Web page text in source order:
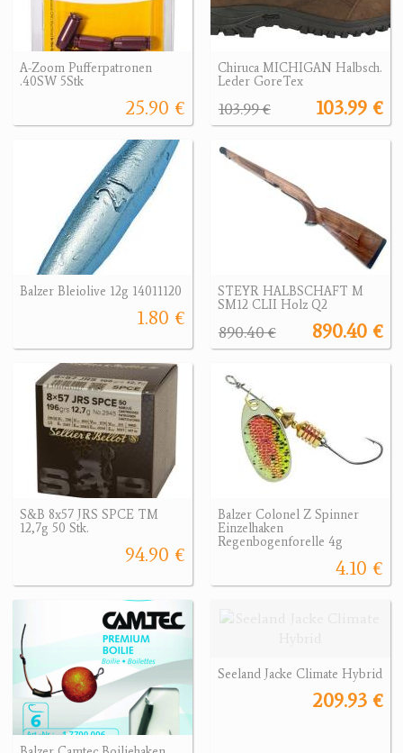
A-Zoom Pufferpatronen
.40SW 5Stk
25.90 €
Chiruca MICHIGAN Halbsch.
Leder GoreTex
103.99 €
103.99 €
Balzer Bleiolive 12g 14011120
1.80 €
STEYR HALBSCHAFT M
SM12 CLII Holz Q2
890.40 €
890.40 €
S&B 8x57 JRS SPCE TM
12,7g 50 Stk.
94.90 €
Balzer Colonel Z Spinner
Einzelhaken
Regenbogenforelle 4g
4.10 €
Seeland Jacke Climate Hybrid
209.93 €